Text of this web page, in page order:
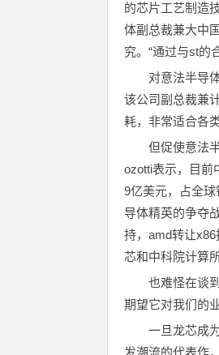
的芯片工艺制造
体副总裁兼大中
究。“通过与st的
对意法半导
该公司副总裁兼
耗，非常适合各
但促使意法
ozotti表示，目前
9亿美元，占全
导体精英的争夺
持，amd转让
芯和中科院计算
也难怪在谈
期望它对我们的
一旦龙芯成
发潮流的代表作